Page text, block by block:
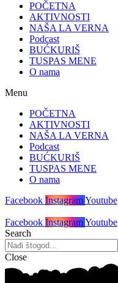
POČETNA
AKTIVNOSTI
NAŠA LA VERNA
Podcast
BUĆKURIŠ
TUSPAS MENE
O nama
Menu
POČETNA
AKTIVNOSTI
NAŠA LA VERNA
Podcast
BUĆKURIŠ
TUSPAS MENE
O nama
Facebook InstagramYoutube
Facebook InstagramYoutube
Search
Close